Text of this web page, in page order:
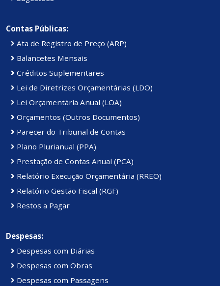
Contas Públicas:
Ata de Registro de Preço (ARP)
Balancetes Mensais
Créditos Suplementares
Lei de Diretrizes Orçamentárias (LDO)
Lei Orçamentária Anual (LOA)
Orçamentos (Outros Documentos)
Parecer do Tribunal de Contas
Plano Plurianual (PPA)
Prestação de Contas Anual (PCA)
Relatório Execução Orçamentária (RREO)
Relatório Gestão Fiscal (RGF)
Restos a Pagar
Despesas:
Despesas com Diárias
Despesas com Obras
Despesas com Passagens